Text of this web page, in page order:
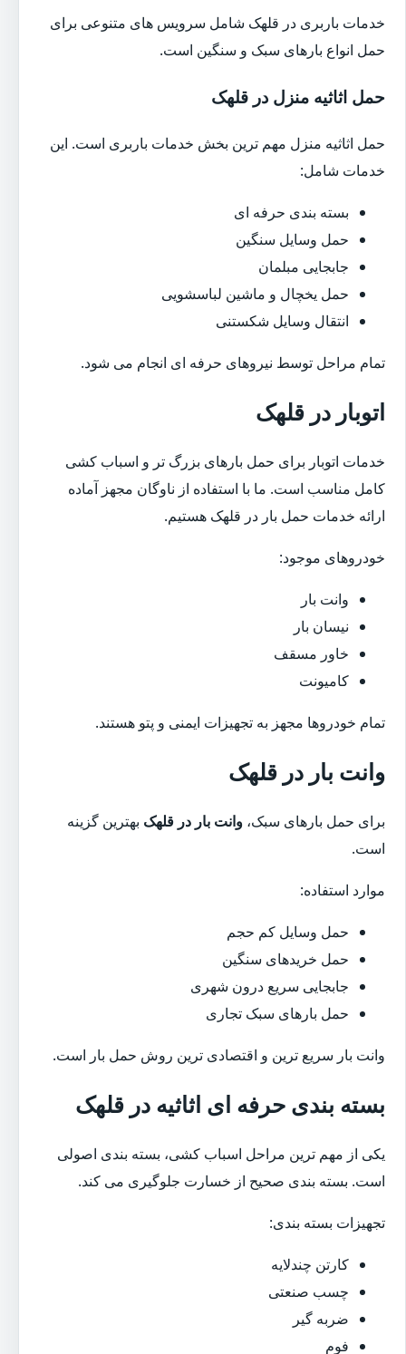
خدمات باربری در قلهک شامل سرویس های متنوعی برای
حمل انواع بارهای سبک و سنگین است.
حمل اثاثیه منزل در قلهک
حمل اثاثیه منزل مهم ترین بخش خدمات باربری است. این
خدمات شامل:
بسته بندی حرفه ای
حمل وسایل سنگین
جابجایی مبلمان
حمل یخچال و ماشین لباسشویی
انتقال وسایل شکستنی
تمام مراحل توسط نیروهای حرفه ای انجام می شود.
اتوبار در قلهک
خدمات اتوبار برای حمل بارهای بزرگ تر و اسباب کشی
کامل مناسب است. ما با استفاده از ناوگان مجهز آماده
ارائه خدمات حمل بار در قلهک هستیم.
خودروهای موجود:
وانت بار
نیسان بار
خاور مسقف
کامیونت
تمام خودروها مجهز به تجهیزات ایمنی و پتو هستند.
وانت بار در قلهک
برای حمل بارهای سبک، وانت بار در قلهک بهترین گزینه
است.
موارد استفاده:
حمل وسایل کم حجم
حمل خریدهای سنگین
جابجایی سریع درون شهری
حمل بارهای سبک تجاری
وانت بار سریع ترین و اقتصادی ترین روش حمل بار است.
بسته بندی حرفه ای اثاثیه در قلهک
یکی از مهم ترین مراحل اسباب کشی، بسته بندی اصولی
است. بسته بندی صحیح از خسارت جلوگیری می کند.
تجهیزات بسته بندی:
کارتن چندلایه
چسب صنعتی
ضربه گیر
فوم